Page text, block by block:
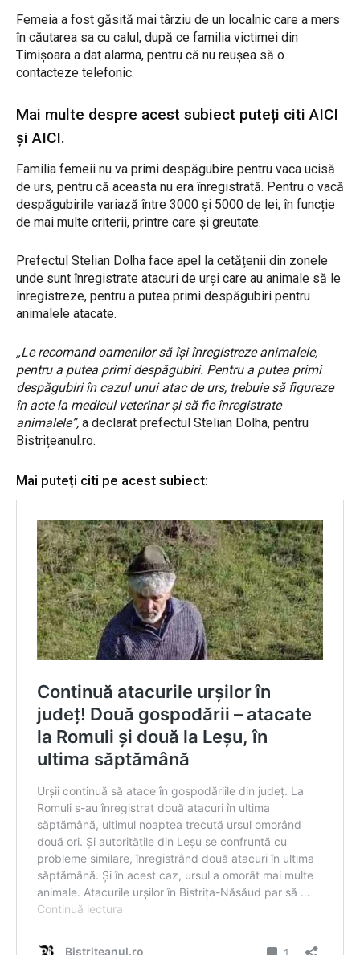
Femeia a fost găsită mai târziu de un localnic care a mers
în căutarea sa cu calul, după ce familia victimei din
Timișoara a dat alarma, pentru că nu reușea să o
contacteze telefonic.
Mai multe despre acest subiect puteți citiAICI
șiAICI.
Familia femeii nu va primi despăgubire pentru vaca ucisă
de urs, pentru că aceasta nu era înregistrată. Pentru o vacă
despăgubirile variază între 3000 și 5000 de lei, în funcție
de mai multe criterii, printre care și greutate.
Prefectul Stelian Dolha face apel la cetățenii din zonele
unde sunt înregistrate atacuri de urși care au animale să le
înregistreze, pentru a putea primi despăgubiri pentru
animalele atacate.
„Le recomand oamenilor să își înregistreze animalele,
pentru a putea primi despăgubiri. Pentru a putea primi
despăgubiri în cazul unui atac de urs, trebuie să figureze
în acte la medicul veterinar și să fie înregistrate
animalele”, a declarat prefectul Stelian Dolha, pentru
Bistrițeanul.ro.
Mai puteți citi pe acest subiect: